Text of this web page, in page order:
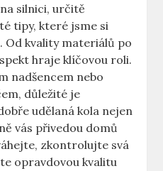
silnici, určitě
tipy, které jsme si
kvality materiálů po
hraje klíčovou roli.
nadšencem nebo
důležité je
udělaná kola nejen
vás přivedou domů
zkontrolujte svá
opravdovou kvalitu